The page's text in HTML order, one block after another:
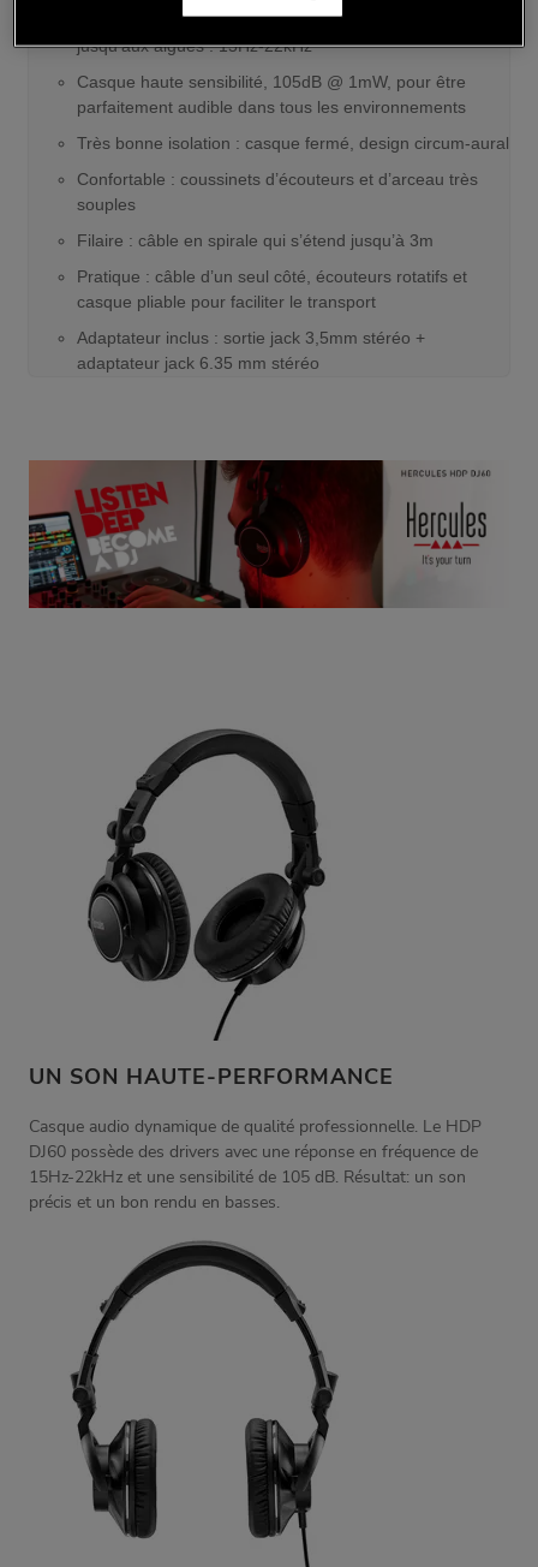
Son haute-performance : depuis les fréquences basses
jusqu’aux aigües : 15Hz-22kHz
Casque haute sensibilité, 105dB @ 1mW, pour être
parfaitement audible dans tous les environnements
Très bonne isolation : casque fermé, design circum-aural
Confortable : coussinets d’écouteurs et d’arceau très
souples
Filaire : câble en spirale qui s’étend jusqu’à 3m
Pratique : câble d’un seul côté, écouteurs rotatifs et
casque pliable pour faciliter le transport
Adaptateur inclus : sortie jack 3,5mm stéréo +
adaptateur jack 6.35 mm stéréo
UN SON HAUTE-PERFORMANCE
Casque audio dynamique de qualité professionnelle. Le HDP
DJ60 possède des drivers avec une réponse en fréquence de
15Hz-22kHz et une sensibilité de 105 dB. Résultat: un son
précis et un bon rendu en basses.